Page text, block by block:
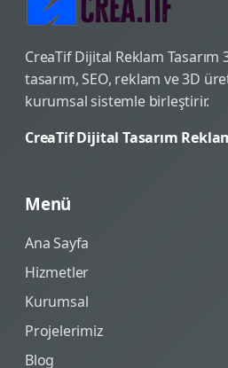
CreaTif Dijital Reklam Tasarım
tasarım, SEO, reklam ve 3D
kurumsal sistemle birleştirir.
CreaTif Dijital Tasarım
Menü
Ana Sayfa
Hizmetler
Kurumsal
Projelerimiz
Blog